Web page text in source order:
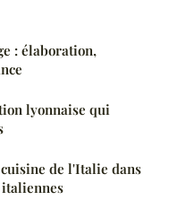
: élaboration,
lyonnaise qui
de l'Italie dans